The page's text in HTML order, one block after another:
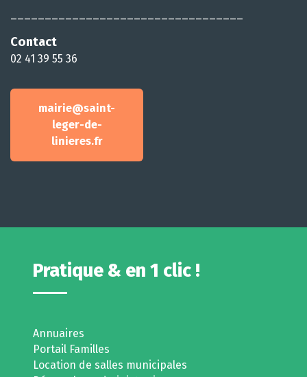
Contact
02 41 39 55 36
mairie@saint-
leger-de-
linieres.fr
Pratique & en 1 clic !
Annuaires
Portail Familles
Location de salles municipales